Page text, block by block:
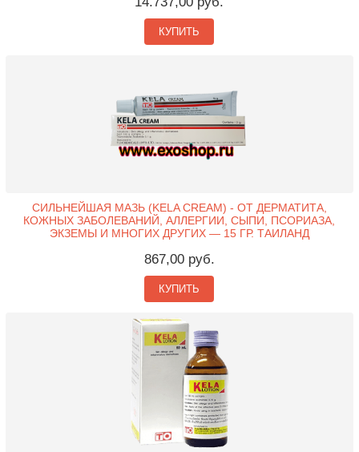
КУПИТЬ
СИЛЬНЕЙШАЯ МАЗЬ (KELA CREAM) - ОТ ДЕРМАТИТА,
КОЖНЫХ ЗАБОЛЕВАНИЙ, АЛЛЕРГИИ, СЫПИ, ПСОРИАЗА,
ЭКЗЕМЫ И МНОГИХ ДРУГИХ — 15 ГР. ТАИЛАНД
867,00 руб.
КУПИТЬ